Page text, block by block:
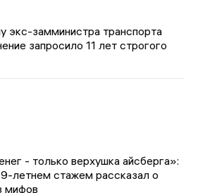
экс-замминистра транспорта
запросило 11 лет строгого
- только верхушка айсберга»:
летнем стажем рассказал о
мифов